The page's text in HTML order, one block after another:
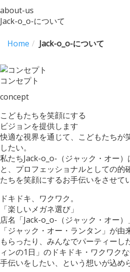
about-us
Jack-o_o-について
Home Jack-o_o-について
コンセプト
concept
こどもたちを笑顔にする
ビジョンを提供します
快適な視界を通じて、こどもたちが
したい。
私たちJack-o_o-（ジャック・オー
と、プロフェッショナルとしての的
たちを笑顔にするお手伝いをさせて
ドキドキ、ワクワク。
「楽しいメガネ選び」
店名「Jack-o_o-（ジャック・オー
「ジャック・オー・ランタン」が
もらったり、みんなでパーティーし
ィンの1日」のドキドキ・ワクワク
手伝いをしたい、という想いが込め